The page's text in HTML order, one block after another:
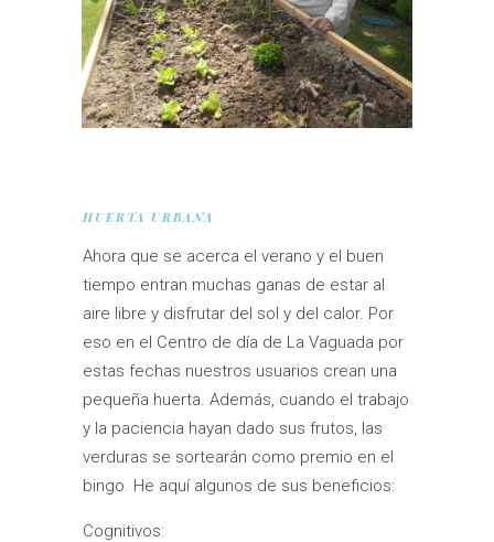
HUERTA URBANA
Ahora que se acerca el verano y el buen
tiempo entran muchas ganas de estar al
aire libre y disfrutar del sol y del calor. Por
eso en el Centro de día de La Vaguada por
estas fechas nuestros usuarios crean una
pequeña huerta. Además, cuando el trabajo
y la paciencia hayan dado sus frutos, las
verduras se sortearán como premio en el
bingo. He aquí algunos de sus beneficios:
Cognitivos: